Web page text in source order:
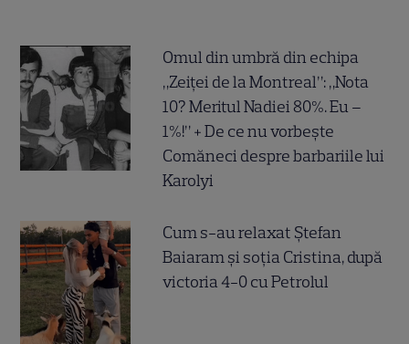
Omul din umbră din echipa
„Zeiței de la Montreal”: „Nota
10? Meritul Nadiei 80%. Eu –
1%!” + De ce nu vorbește
Comăneci despre barbariile lui
Karolyi
Cum s-au relaxat Ștefan
Baiaram și soția Cristina, după
victoria 4-0 cu Petrolul